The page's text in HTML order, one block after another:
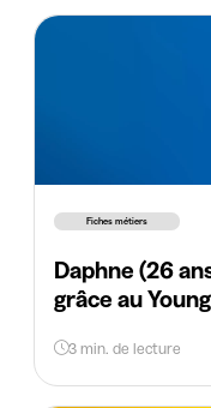
Fiches métiers
Daphne (26
grâce au
3 min. de lecture